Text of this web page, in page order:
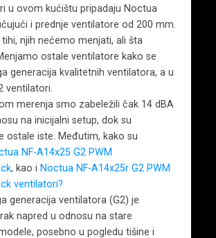
u ovom kućištu pripadaju Noctua
i prednje ventilatore od 200 mm.
tihi, njih nećemo menjati, ali šta
ostale ventilatore kako se
generacija kvalitetnih ventilatora, a u
ventilatori.
merenja smo zabeležili čak 14 dBA
na inicijalni setup, dok su
ostale iste. Međutim, kako su
NF-A14x25 G2 PWM
, kao i Noctua NF-A14x25r G2 PWM
ventilatori?
generacija ventilatora (G2) je
napred u odnosu na stare
posebno u pogledu tišine i